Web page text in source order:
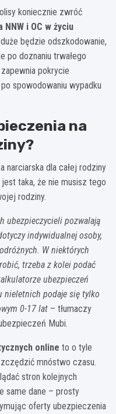
koniecznie zwróć
i OC w życiu
będzie odszkodowanie,
po doznaniu trwałego
pokrycie
spowodowaniu wypadku
na
narciarska dla całej rodziny
taka, że nie musisz tego
rodziny.
ubezpieczycieli pozwalają
indywidualnej osoby,
W niektórych
trzeba z kolei podać
ubezpieczeń
nieletnich podaje się tylko
0-17 lat – tłumaczy
Mubi.
online to o tyle
mnóstwo czasu.
stron kolejnych
same dane – prosty
oferty ubezpieczenia